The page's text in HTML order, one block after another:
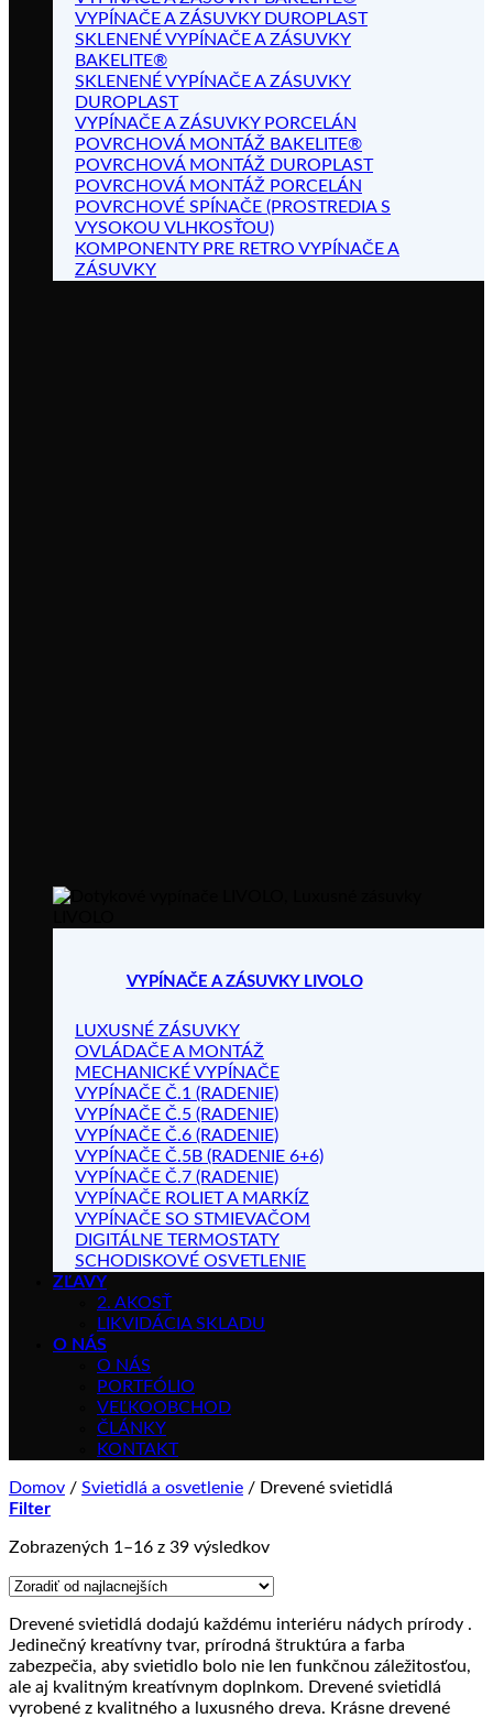
VYPÍNAČE A ZÁSUVKY DUROPLAST
SKLENENÉ VYPÍNAČE A ZÁSUVKY
BAKELITE®
SKLENENÉ VYPÍNAČE A ZÁSUVKY
DUROPLAST
VYPÍNAČE A ZÁSUVKY PORCELÁN
POVRCHOVÁ MONTÁŽ BAKELITE®
POVRCHOVÁ MONTÁŽ DUROPLAST
POVRCHOVÁ MONTÁŽ PORCELÁN
POVRCHOVÉ SPÍNAČE (PROSTREDIA S
VYSOKOU VLHKOSŤOU)
KOMPONENTY PRE RETRO VYPÍNAČE A
ZÁSUVKY
VYPÍNAČE A ZÁSUVKY LIVOLO
LUXUSNÉ ZÁSUVKY
OVLÁDAČE A MONTÁŽ
MECHANICKÉ VYPÍNAČE
VYPÍNAČE Č.1 (RADENIE)
VYPÍNAČE Č.5 (RADENIE)
VYPÍNAČE Č.6 (RADENIE)
VYPÍNAČE Č.5B (RADENIE 6+6)
VYPÍNAČE Č.7 (RADENIE)
VYPÍNAČE ROLIET A MARKÍZ
VYPÍNAČE SO STMIEVAČOM
DIGITÁLNE TERMOSTATY
SCHODISKOVÉ OSVETLENIE
ZĽAVY
2. AKOSŤ
LIKVIDÁCIA SKLADU
O NÁS
O NÁS
PORTFÓLIO
VEĽKOOBCHOD
ČLÁNKY
KONTAKT
Domov / Svietidlá a osvetlenie / Drevené svietidlá
Filter
Zobrazených 1–16 z 39 výsledkovZoradené
ceny:
najnižšej
po
najvyššiu
Drevené svietidlá dodajú každému interiéru nádych prírody .
Jedinečný kreatívny tvar, prírodná štruktúra a farba
zabezpečia, aby svietidlo bolo nie len funkčnou záležitosťou,
ale aj kvalitným kreatívnym doplnkom. Drevené svietidlá
vyrobené z kvalitného a luxusného dreva. Krásne drevené